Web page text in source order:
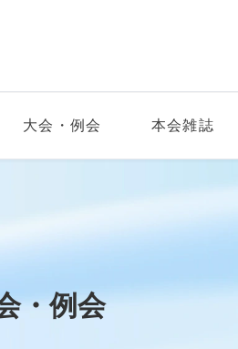
大会・例会 本会雑誌
・例会